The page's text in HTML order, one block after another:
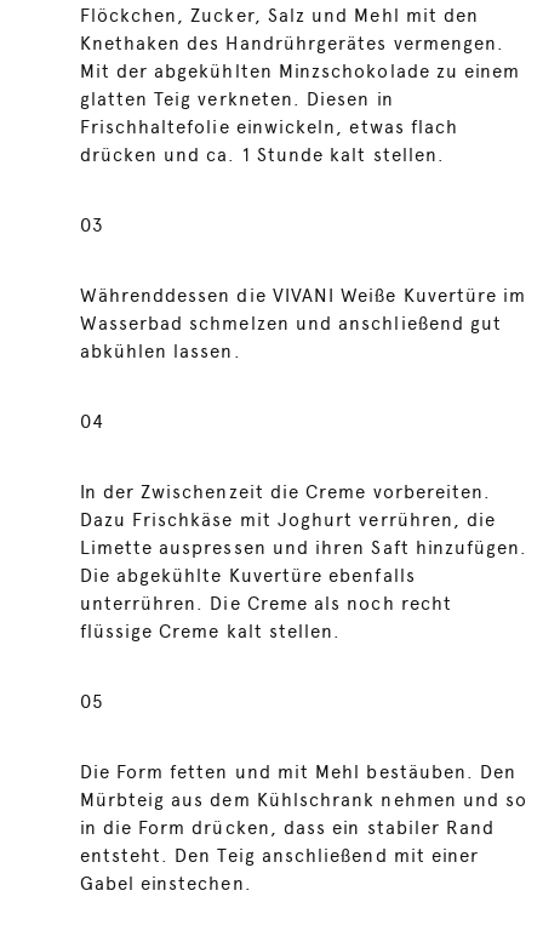
Flöckchen, Zucker, Salz und Mehl mit den
Knethaken des Handrührgerätes vermengen.
Mit der abgekühlten Minzschokolade zu einem
glatten Teig verkneten. Diesen in
Frischhaltefolie einwickeln, etwas flach
drücken und ca. 1 Stunde kalt stellen.
03
Währenddessen die VIVANI Weiße Kuvertüre im
Wasserbad schmelzen und anschließend gut
abkühlen lassen.
04
In der Zwischenzeit die Creme vorbereiten.
Dazu Frischkäse mit Joghurt verrühren, die
Limette auspressen und ihren Saft hinzufügen.
Die abgekühlte Kuvertüre ebenfalls
unterrühren. Die Creme als noch recht
flüssige Creme kalt stellen.
05
Die Form fetten und mit Mehl bestäuben. Den
Mürbteig aus dem Kühlschrank nehmen und so
in die Form drücken, dass ein stabiler Rand
entsteht. Den Teig anschließend mit einer
Gabel einstechen.